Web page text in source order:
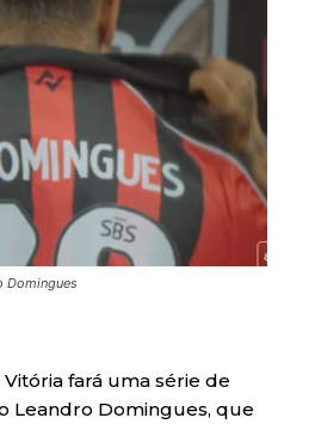
Domingues
fará uma série de
Leandro Domingues, que